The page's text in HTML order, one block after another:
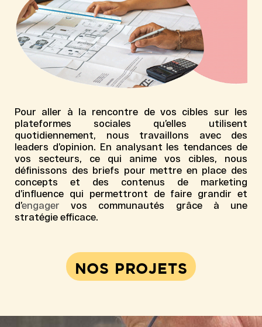
Pour aller à la rencontre de vos cibles sur les
plateformes sociales qu’elles utilisent
quotidiennement, nous travaillons avec des
leaders d’opinion. En analysant les tendances de
vos secteurs, ce qui anime vos cibles, nous
définissons des briefs pour mettre en place des
concepts et des contenus de marketing
d’influence qui permettront de faire grandir et
d’engager vos communautés grâce à une
stratégie efficace.
NOS PROJETS